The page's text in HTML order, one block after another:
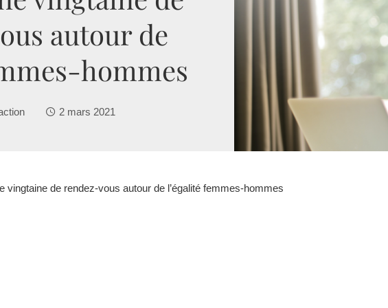
autour de
hommes
2 mars 2021
vingtaine de rendez-vous autour de l’égalité femmes-hommes